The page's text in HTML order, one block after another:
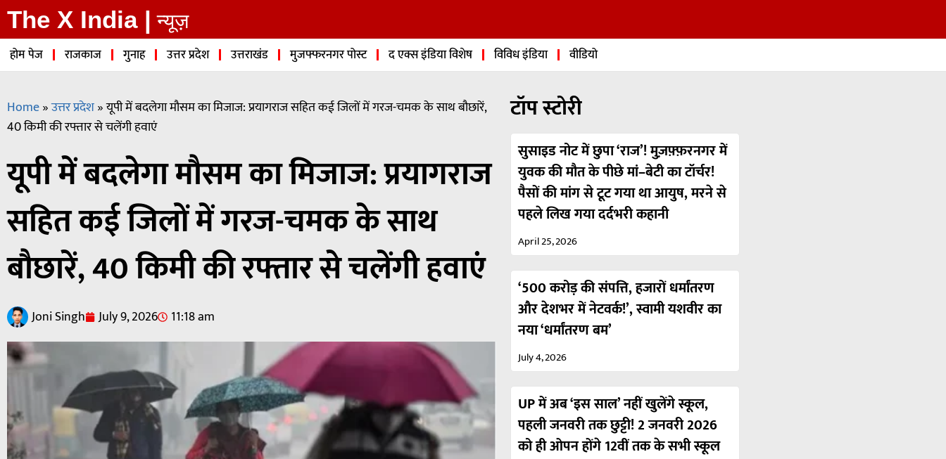
The X India | न्यूज़
होम पेज राजकाज गुनाह उत्तर प्रदेश उत्तराखंड मुजफ्फरनगर पोस्ट द एक्स इंडिया विशेष विविध इंडिया वीडियो
Home»उत्तर प्रदेश»यूपी में बदलेगा मौसम का मिजाज: प्रयागराज सहित कई जिलों में गरज-चमक के साथ बौछारें,
40 किमी की रफ्तार से चलेंगी हवाएं
यूपी में बदलेगा मौसम का मिजाज: प्रयागराज
सहित कई जिलों में गरज-चमक के साथ
बौछारें, 40 किमी की रफ्तार से चलेंगी हवाएं
Joni Singh July 9, 2026 11:18 am
टॉप स्टोरी
सुसाइड नोट में छुपा ‘राज’! मुज़फ़्फ़रनगर में
युवक की मौत के पीछे मां–बेटी का टॉर्चर!
पैसों की मांग से टूट गया था आयुष, मरने से
पहले लिख गया दर्दभरी कहानी
April 25, 2026
‘500 करोड़ की संपत्ति, हजारों धर्मांतरण
और देशभर में नेटवर्क!’, स्वामी यशवीर का
नया ‘धर्मांतरण बम’
July 4, 2026
UP में अब ‘इस साल’ नहीं खुलेंगे स्कूल,
पहली जनवरी तक छुट्टी! 2 जनवरी 2026
को ही ओपन होंगे 12वीं तक के सभी स्कूल